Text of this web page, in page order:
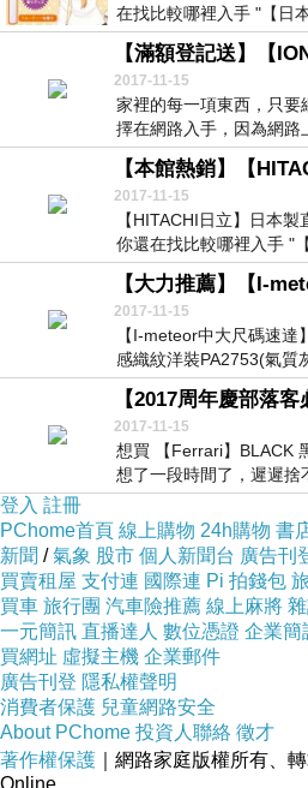
在找比較哪裡入手 "【日
2017-11-15
家裡的每一項東西，只要
擇在網路入手，因為網路
唯一...
2017-11-15
【HITACHI日立】日本
你還在找比較哪裡入手 "【
2017-11-15
【I-meteor中大尺碼速
感織紋洋裝PA2753(氣質
2017-11-15
想買 【Ferrari】BLACK
想了一段時間了，遲遲捨
登入 註冊
PChome首頁 線上購物 24h購物 書
新聞 /氣象 股市 個人新聞台 廣告刊
買賣租屋 支付連 國際連 Pi 拍錢包
買車 旅行團 汽車險推薦 線上麻將
一元簡訊 直播達人 數位憑證 企業簡
買網址 虛擬主機 企業郵件
廣告刊登 隱私權聲明
消費者保護 兒童網路安全
About PChome 投資人聯絡 徵才
著作權保護 ｜網路家庭版權所有、
Online